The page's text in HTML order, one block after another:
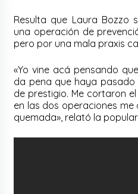
Resulta que Laura Bozzo
una operación de
pero por una mala praxis
«Yo vine acá pensando
da pena que haya
de prestigio. Me cortaron
en las dos operaciones
quemada», relató la